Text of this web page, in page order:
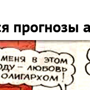
прогнозы